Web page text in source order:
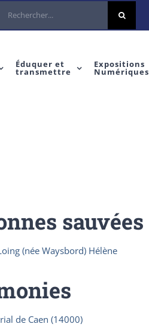
Rechercher
Éduquer et
transmettre
Expositions
Numériques
sauvées
(née Waysbord) Hélène
de Caen (14000)